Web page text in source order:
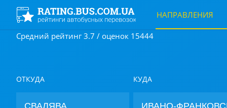
НАПРАВЛЕНИЯ
Средний рейтинг 3.7 / оценок 15444
ОТКУДА КУДА